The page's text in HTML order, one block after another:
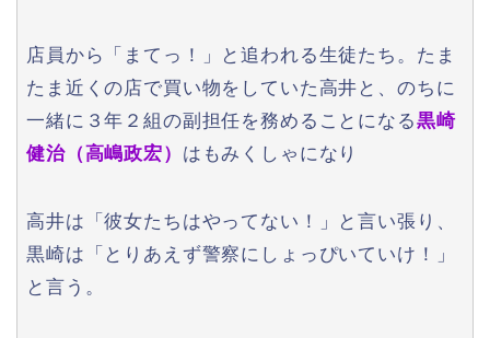
店員から「まてっ！」と追われる生徒たち。たま
たま近くの店で買い物をしていた高井と、のちに
一緒に３年２組の副担任を務めることになる黒崎
健治（高嶋政宏） はもみくしゃになり
高井は「彼女たちはやってない！」と言い張り、
黒崎は「とりあえず警察にしょっぴいていけ！」
と言う。